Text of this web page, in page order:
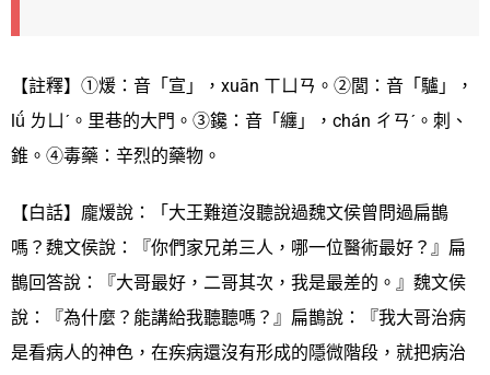
【註釋】①煖：音「宣」，xuān ㄒㄩㄢ。②閭：音「驢」，
lǘ ㄌㄩˊ。里巷的大門。③鑱：音「纏」，chán ㄔㄢˊ。刺、
錐。④毒藥：辛烈的藥物。
【白話】龐煖說：「大王難道沒聽說過魏文侯曾問過扁鵲
嗎？魏文侯說：『你們家兄弟三人，哪一位醫術最好？』扁
鵲回答說：『大哥最好，二哥其次，我是最差的。』魏文侯
說：『為什麼？能講給我聽聽嗎？』扁鵲說：『我大哥治病
是看病人的神色，在疾病還沒有形成的隱微階段，就把病治